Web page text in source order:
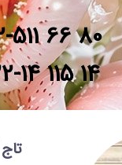
511 66 80
14 115 14